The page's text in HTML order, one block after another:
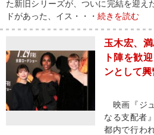
た新旧シリーズが、ついに完結を迎
ドがあった、イス・・・ 続きを読む
玉木宏、
ト陣を歓
ンとして興
映画『ジ
なる支配者
都内で行わ